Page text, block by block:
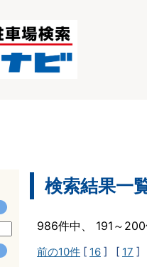
検索結果一
986件中、 191～
前の10件 [ 16 ] [ 17 ]